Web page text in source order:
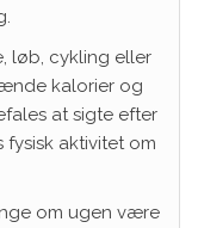
løb, cykling eller
kalorier og
at sigte efter
fysisk aktivitet om
om ugen være